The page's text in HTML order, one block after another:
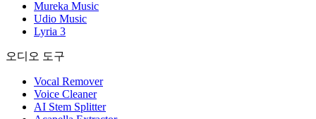
Mureka Music
Udio Music
Lyria 3
오디오 도구
Vocal Remover
Voice Cleaner
AI Stem Splitter